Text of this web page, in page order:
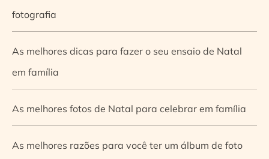
fotografia
As melhores dicas para fazer o seu ensaio de Natal
em família
As melhores fotos de Natal para celebrar em família
As melhores razões para você ter um álbum de foto